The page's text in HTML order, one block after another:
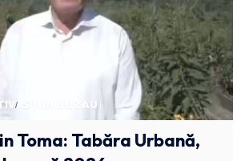
STIRI BUZAU
Toma: Tabăra Urbană,